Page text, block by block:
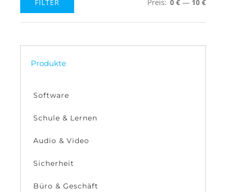
Preis
Preis
FILTER 0 € 10 €
Produkte
Software
Schule & Lernen
Audio & Video
Sicherheit
Büro & Geschäft